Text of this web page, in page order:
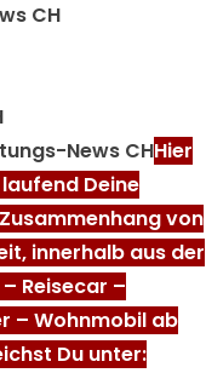
CH
News CHHier
Deine
von
innerhalb aus der
Reisecar –
– Wohnmobil ab
Du unter: